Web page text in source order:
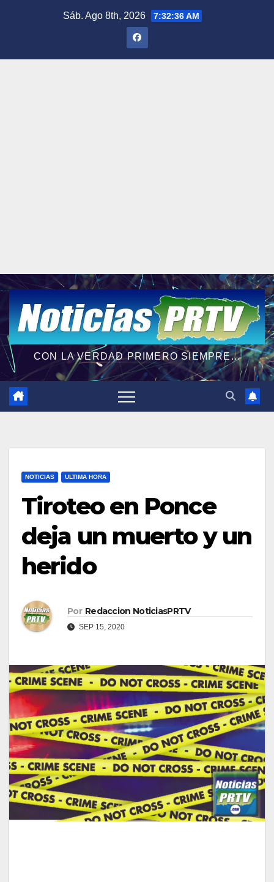
Sáb. Ago 8th, 2026 7:32:37 AM
CON LA VERDAD PRIMERO SIEMPRE...
NOTICIAS ULTIMA HORA
Tiroteo en Ponce
deja un muerto y un
herido
Por Redaccion NoticiasPRTV
SEP 15, 2020